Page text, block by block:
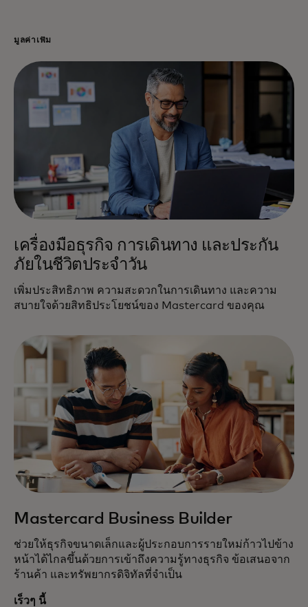
มูลค่าเพิ่ม
เครื่องมือธุรกิจ การเดินทาง และประกัน
ภัยในชีวิตประจำวัน
เพิ่มประสิทธิภาพ ความสะดวกในการเดินทาง และความ
สบายใจด้วยสิทธิประโยชน์ของ Mastercard ของคุณ
Mastercard Business Builder
ช่วยให้ธุรกิจขนาดเล็กและผู้ประกอบการรายใหม่ก้าวไปข้าง
หน้าได้ไกลขึ้นด้วยการเข้าถึงความรู้ทางธุรกิจ ข้อเสนอจาก
ร้านค้า และทรัพยากรดิจิทัลที่จำเป็น
เร็วๆ นี้